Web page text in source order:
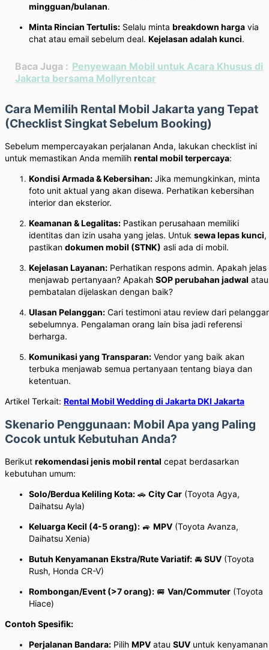
mingguan/bulanan.
Minta Rincian Tertulis: Selalu minta breakdown harga via
chat atau email sebelum deal. Kejelasan adalah kunci.
Baca Juga : Penyewaan Mobil untuk Acara Khusus di
Jakarta bersama Mollyrentcar
Cara Memilih Rental Mobil Jakarta yang Tepat
(Checklist Singkat Sebelum Booking)
Sebelum mempercayakan perjalanan Anda, lakukan checklist ini
untuk memastikan Anda memilih rental mobil terpercaya:
Kondisi Armada & Kebersihan: Jika memungkinkan, minta
foto unit aktual yang akan disewa. Perhatikan kebersihan
interior dan eksterior.
Keamanan & Legalitas: Pastikan perusahaan memiliki
identitas dan izin usaha yang jelas. Untuk sewa lepas kunci,
pastikan dokumen mobil (STNK) asli ada di mobil.
Kejelasan Layanan: Perhatikan respons admin. Apakah jelas
menjawab pertanyaan? Apakah SOP perubahan jadwal atau
pembatalan dijelaskan dengan baik?
Ulasan Pelanggan: Cari testimoni atau review dari
sebelumnya. Pengalaman orang lain bisa jadi referensi
berharga.
Komunikasi yang Transparan: Vendor yang baik akan
terbuka menjawab semua pertanyaan tentang biaya dan
ketentuan.
Artikel Terkait: Rental Mobil Wedding di Jakarta DKI Jakarta
Skenario Penggunaan: Mobil Apa yang Paling
Cocok untuk Kebutuhan Anda?
Berikut rekomendasi jenis mobil rental cepat berdasarkan
kebutuhan umum:
Solo/Berdua Keliling Kota: 🚗 City Car (Toyota Agya,
Daihatsu Ayla)
Keluarga Kecil (4-5 orang): 🚙 MPV (Toyota Avanza,
Daihatsu Xenia)
Butuh Kenyamanan Ekstra/Rute Variatif: 🚘 SUV (Toyota
Rush, Honda CR-V)
Rombongan/Event (>7 orang): 🚐 Van/Commuter (Toyota
Hiace)
Contoh Spesifik:
Perjalanan Bandara: Pilih MPV atau SUV untuk kenyamanan